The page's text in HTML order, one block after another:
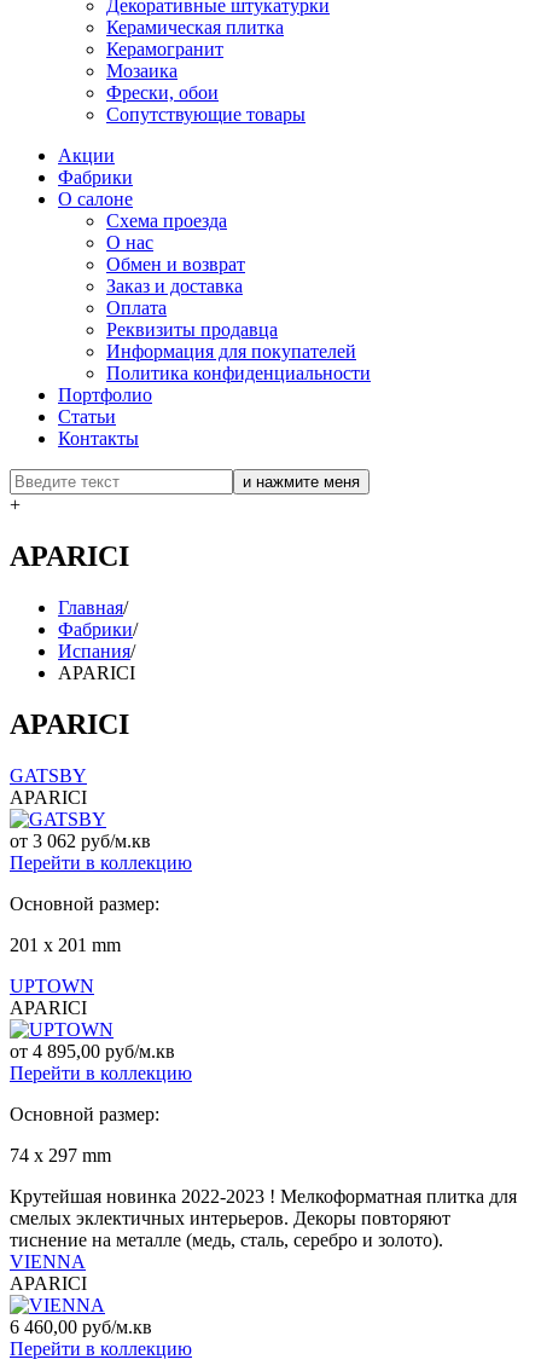
Декоративные штукатурки
Керамическая плитка
Керамогранит
Мозаика
Фрески, обои
Сопутствующие товары
Акции
Фабрики
О салоне
Схема проезда
О нас
Обмен и возврат
Заказ и доставка
Оплата
Реквизиты продавца
Информация для покупателей
Политика конфиденциальности
Портфолио
Статьи
Контакты
+
APARICI
Главная/
Фабрики/
Испания/
APARICI
APARICI
GATSBY
APARICI
от 3 062 руб/м.кв
Перейти в коллекцию
Основной размер:
201 x 201 mm
UPTOWN
APARICI
от 4 895,00 руб/м.кв
Перейти в коллекцию
Основной размер:
74 х 297 mm
Крутейшая новинка 2022-2023 ! Мелкоформатная плитка для
смелых эклектичных интерьеров. Декоры повторяют
тиснение на металле (медь, сталь, серебро и золото).
VIENNA
APARICI
6 460,00 руб/м.кв
Перейти в коллекцию